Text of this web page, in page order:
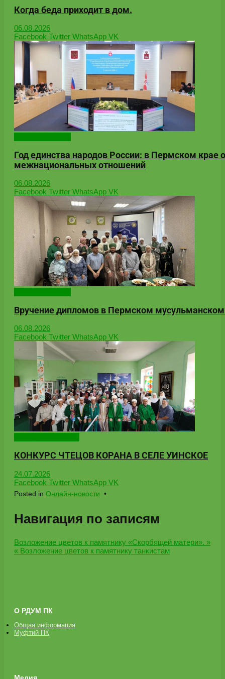
Когда беда приходит в дом.
06.08.2026
Facebook Twitter WhatsApp VK
Год единства народов России: в Пермском
межнациональных отношений
06.08.2026
Facebook Twitter WhatsApp VK
Вручение дипломов в Пермском
06.08.2026
Facebook Twitter WhatsApp VK
КОНКУРС ЧТЕЦОВ КОРАНА В СЕЛЕ УИНСКОЕ
24.07.2026
Facebook Twitter WhatsApp VK
Posted in Онлайн-новости •
Навигация по записям
Возложение цветов к памятнику «Скорбящей матери». »
« Возложение цветов к памятнику танкистам
О РДУМ ПК
Общая информация
Муфтий ПК